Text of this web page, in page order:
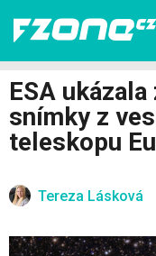
VIDEA
SERIÁLY
CHYTRÁ MĚSTA
ŽIVOT
HRY A ZÁBAVA
Facebook
ESA
snímky z
teleskopu
Tereza Lásková